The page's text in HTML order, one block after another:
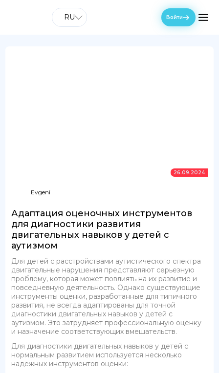
RU Войти
26.09.2024
Evgeni
Адаптация оценочных инструментов
для диагностики развития
двигательных навыков у детей с
аутизмом
Для детей с расстройствами аутистического спектра
двигательные нарушения представляют серьезную
проблему, которая может повлиять на их развитие и
повседневную деятельность. Однако существующие
инструменты оценки, разработанные для типичного
развития, не всегда адаптированы для точной
диагностики двигательных навыков у детей с
аутизмом. Это затрудняет профессиональную оценку
и назначение соответствующих вмешательств.
Для диагностики двигательных навыков у детей с
нормальным развитием используется несколько
надежных инструментов оценки: